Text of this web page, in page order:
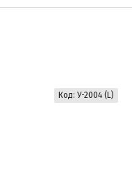
Код: У-2004 (L)